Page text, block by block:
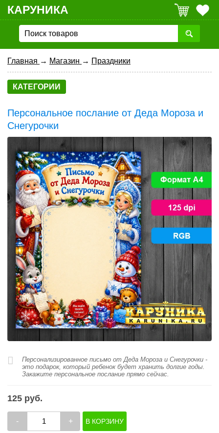
КАРУНИКА
Главная → Магазин → Праздники
КАТЕГОРИИ
Персональное послание от Деда Мороза и
Снегурочки
Персонализированное письмо от Деда Мороза и Снегурочки -
это подарок, который ребенок будет хранить долгие годы.
Закажите персональное послание прямо сейчас.
125 руб.
- +